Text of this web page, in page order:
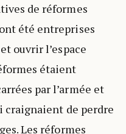
de réformes
été entreprises
ouvrir l’espace
étaient
par l’armée et
craignaient de perdre
Les réformes